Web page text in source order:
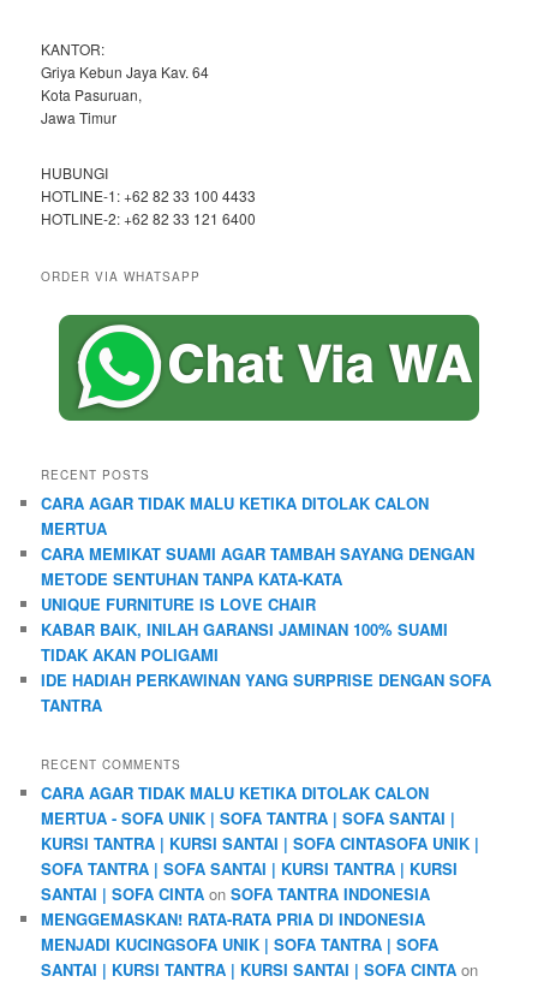
KANTOR:
Griya Kebun Jaya Kav. 64
Kota Pasuruan,
Jawa Timur
HUBUNGI
HOTLINE-1: +62 82 33 100 4433
HOTLINE-2: +62 82 33 121 6400
ORDER VIA WHATSAPP
RECENT POSTS
CARA AGAR TIDAK MALU KETIKA DITOLAK CALON
MERTUA
CARA MEMIKAT SUAMI AGAR TAMBAH SAYANG DENGAN
METODE SENTUHAN TANPA KATA-KATA
UNIQUE FURNITURE IS LOVE CHAIR
KABAR BAIK, INILAH GARANSI JAMINAN 100% SUAMI
TIDAK AKAN POLIGAMI
IDE HADIAH PERKAWINAN YANG SURPRISE DENGAN SOFA
TANTRA
RECENT COMMENTS
CARA AGAR TIDAK MALU KETIKA DITOLAK CALON
MERTUA - SOFA UNIK | SOFA TANTRA | SOFA SANTAI |
KURSI TANTRA | KURSI SANTAI | SOFA CINTASOFA UNIK |
SOFA TANTRA | SOFA SANTAI | KURSI TANTRA | KURSI
SANTAI | SOFA CINTA onSOFA TANTRA INDONESIA
MENGGEMASKAN! RATA-RATA PRIA DI INDONESIA
MENJADI KUCINGSOFA UNIK | SOFA TANTRA | SOFA
SANTAI | KURSI TANTRA | KURSI SANTAI | SOFA CINTA on